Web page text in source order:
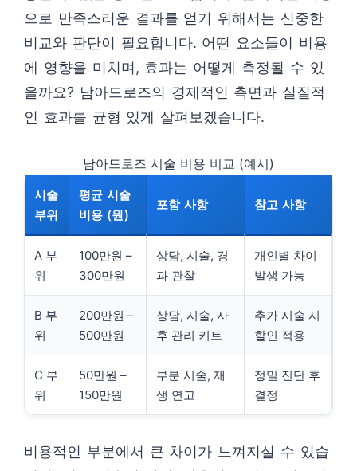
으로 만족스러운 결과를 얻기 위해서는 신중한
비교와 판단이 필요합니다. 어떤 요소들이 비용
에 영향을 미치며, 효과는 어떻게 측정될 수 있
을까요? 남아드로즈의 경제적인 측면과 실질적
인 효과를 균형 있게 살펴보겠습니다.
남아드로즈 시술 비용 비교 (예시)
시술
부위
평균 시술
비용 (원)
포함 사항 참고 사항
A 부
위
100만원 –
300만원
상담, 시술, 경
과 관찰
개인별 차이
발생 가능
B 부
위
200만원 –
500만원
상담, 시술, 사
후 관리 키트
추가 시술 시
할인 적용
C 부
위
50만원 –
150만원
부분 시술, 재
생 연고
정밀 진단 후
결정
비용적인 부분에서 큰 차이가 느껴지실 수 있습